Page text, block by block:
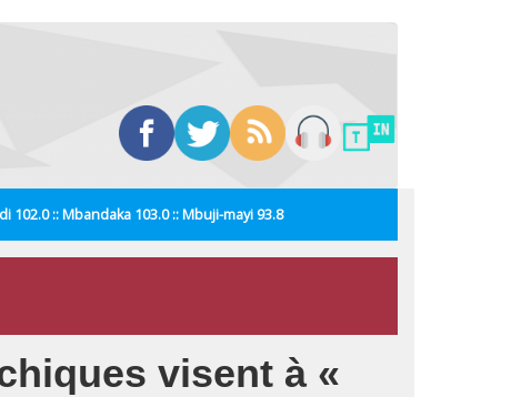
102.0 :: Mbandaka 103.0 :: Mbuji-mayi 93.8
visent à «